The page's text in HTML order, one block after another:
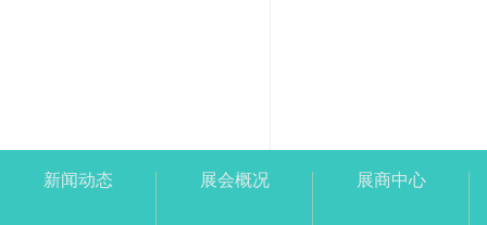
新闻动态 展会概况 展商中心